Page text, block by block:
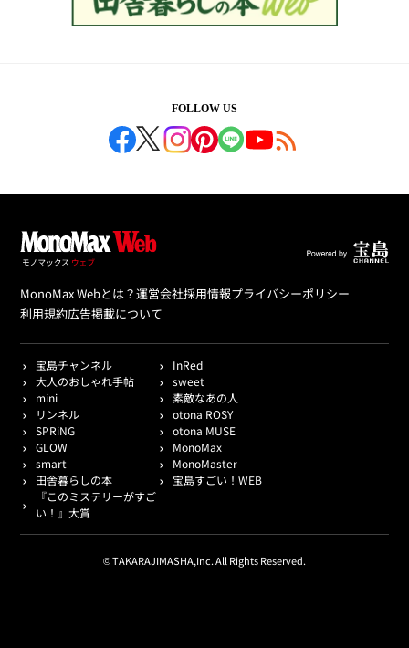
FOLLOW US
MonoMax Webとは？運営会社採用情報プライバシーポリシー
利用規約広告掲載について
宝島チャンネル
InRed
大人のおしゃれ手帖
sweet
mini
素敵なあの人
リンネル
otona ROSY
SPRiNG
otona MUSE
GLOW
MonoMax
smart
MonoMaster
田舎暮らしの本
宝島すごい！WEB
『このミステリーがすご
い！』大賞
© TAKARAJIMASHA,Inc. All Rights Reserved.